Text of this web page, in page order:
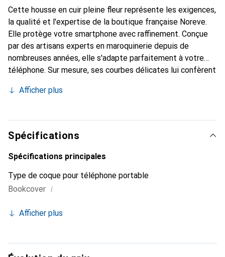
Cette housse en cuir pleine fleur représente les exigences,
la qualité et l'expertise de la boutique française Noreve.
Elle protège votre smartphone avec raffinement. Conçue
par des artisans experts en maroquinerie depuis de
nombreuses années, elle s'adapte parfaitement à votre
téléphone. Sur mesure, ses courbes délicates lui confèrent
chic et essentiel de votre smartphone. Reconnaître
marque Noreve est un choix sûr pour une clientèle
exigeante.
Afficher plus
Spécifications
Spécifications principales
Type de coque pour téléphone portable
Bookcover i
Afficher plus